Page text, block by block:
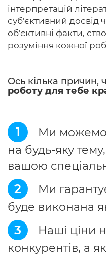
інтерпретацій
суб'єктивний досвід
об'єктивні факти,
розуміння кожної
Ось кілька причин,
роботу для тебе
1
Ми можемо
на будь-яку
вашою
2
Ми
буде виконана
3
Наші ціни
конкурентів, а